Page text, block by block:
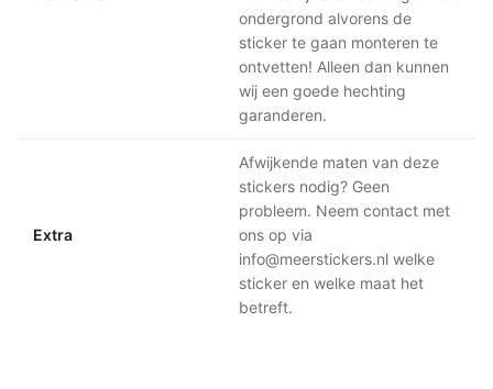
ondergrond alvorens de
sticker te gaan monteren te
ontvetten! Alleen dan kunnen
wij een goede hechting
garanderen.
Extra
Afwijkende maten van deze
stickers nodig? Geen
probleem. Neem contact met
ons op via
info@meerstickers.nl welke
sticker en welke maat het
betreft.